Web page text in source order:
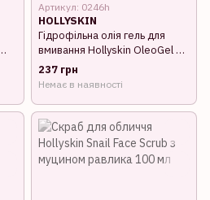
Артикул: 0246h
HOLLYSKIN
Гідрофільна олія гель для
вмивання Hollyskin OleoGel 60
мл 0246h
237 грн
Немає в наявності